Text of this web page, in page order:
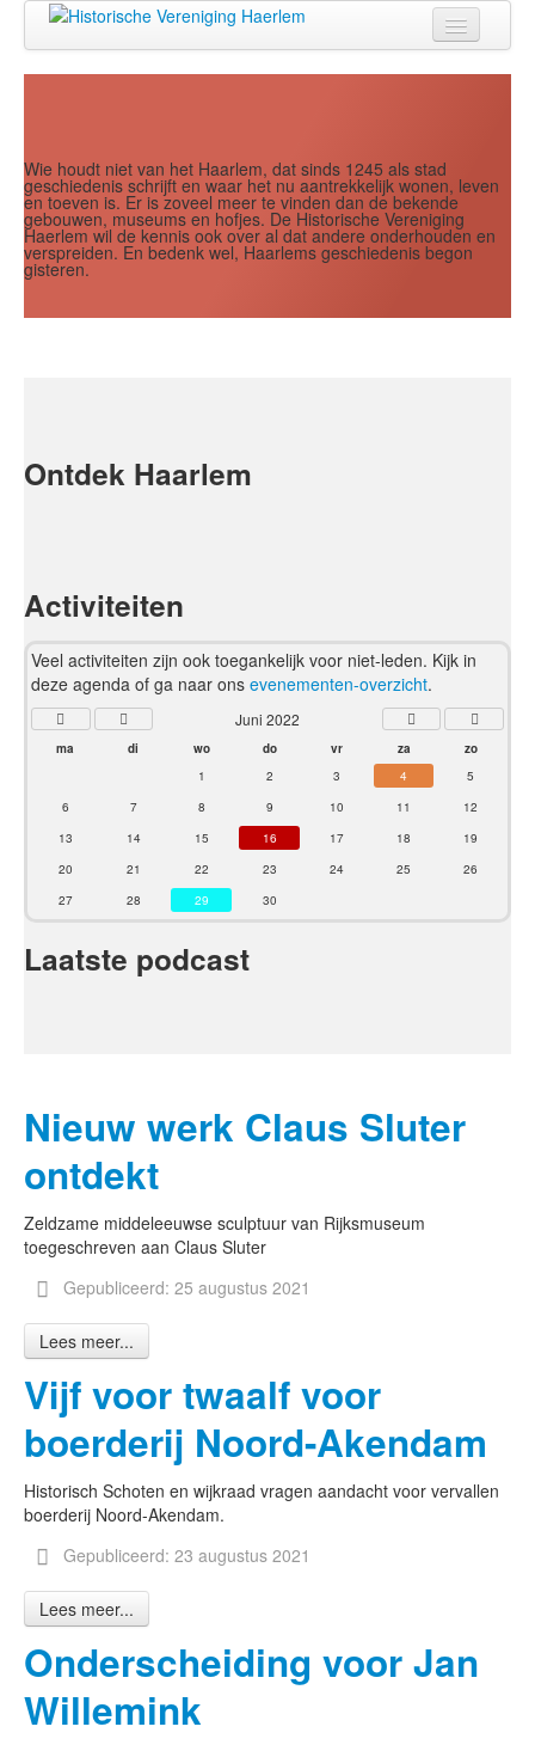
Zien
Lezen
Over ons
Wie houdt niet van het Haarlem, dat sinds 1245 als stad
geschiedenis schrijft en waar het nu aantrekkelijk wonen, leven
en toeven is. Er is zoveel meer te vinden dan de bekende
gebouwen, museums en hofjes. De Historische Vereniging
Haerlem wil de kennis ook over al dat andere onderhouden en
verspreiden. En bedenk wel, Haarlems geschiedenis begon
gisteren.
Ontdek Haarlem
Activiteiten
Veel activiteiten zijn ook toegankelijk voor niet-leden. Kijk in
deze agenda of ga naar ons evenementen-overzicht.
Jaar Maand Jaar
Maand
Juni 2022
ma di wo do vr za
zo
1
2 3 4
5
6
7 8 9 10 11
12
13
14 15 16 17 18
19
20
21 22 23 24 25
26
27
28 29 30
Laatste podcast
Nieuw werk Claus Sluter
ontdekt
Zeldzame middeleeuwse sculptuur van Rijksmuseum
toegeschreven aan Claus Sluter
Gepubliceerd: 25 augustus 2021
Lees meer...
Vijf voor twaalf voor
boerderij Noord-Akendam
Historisch Schoten en wijkraad vragen aandacht voor vervallen
boerderij Noord-Akendam.
Gepubliceerd: 23 augustus 2021
Lees meer...
Onderscheiding voor Jan
Willemink